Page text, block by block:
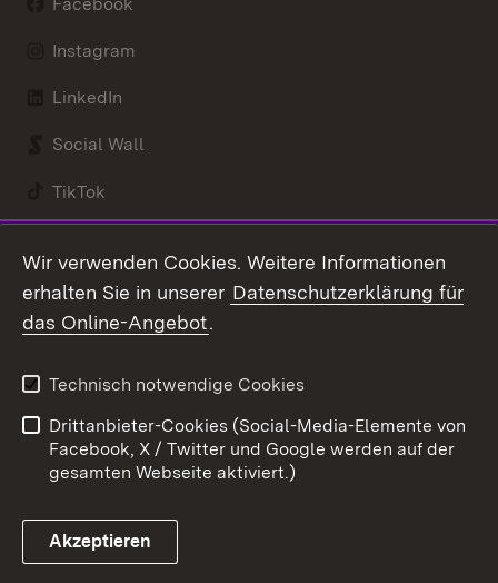
Instagram
LinkedIn
Social Wall
TikTok
Link zum Landesportal
Kontakt
Barrierefreiheit
Impressum
Cookies
Wir verwenden Cookies. Weitere Informationen
erhalten Sie in unserer Datenschutzerklärung für
das Online-Angebot.
Technisch notwendige Cookies
Drittanbieter-Cookies (Social-Media-Elemente von
Facebook, X / Twitter und Google werden auf der
gesamten Webseite aktiviert.)
Akzeptieren